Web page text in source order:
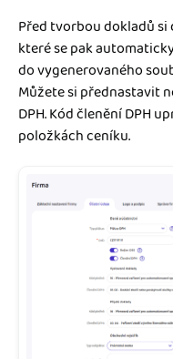
Před tvorbou dokladů
které se pak
do vygenerovaného
Můžete si přednastavit
DPH. Kód členění DPH
položkách ceníku.